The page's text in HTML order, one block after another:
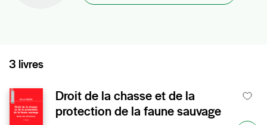
3 livres
Droit de la chasse et de la
protection de la faune sauvage